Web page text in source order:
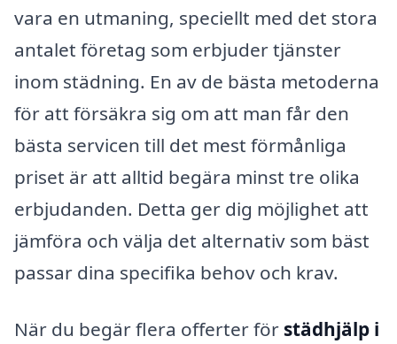
vara en utmaning, speciellt med det stora
antalet företag som erbjuder tjänster
inom städning. En av de bästa metoderna
för att försäkra sig om att man får den
bästa servicen till det mest förmånliga
priset är att alltid begära minst tre olika
erbjudanden. Detta ger dig möjlighet att
jämföra och välja det alternativ som bäst
passar dina specifika behov och krav.
När du begär flera offerter för städhjälp i